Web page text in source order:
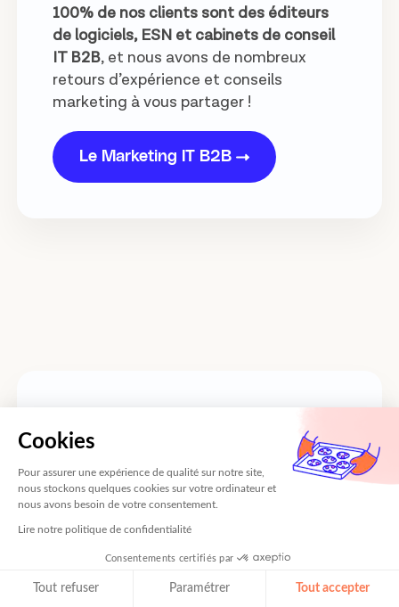
Cookies
Pour assurer une expérience de qualité sur notre site,
nous stockons quelques cookies sur votre ordinateur et
nous avons besoin de votre consentement.
Lire notre politique de confidentialité
Consentements certifiés par
Tout refuser Paramétrer Tout accepter
100% de nos clients sont des éditeurs
de logiciels, ESN et cabinets de conseil
IT B2B, et nous avons de nombreux
retours d’expérience et conseils
marketing à vous partager !
Le Marketing IT B2B
maîtrisons les meilleures pratiques
Notre équipe d’experts en marketing
digitalvous accompagne pour déployer
des campagnes Demand generation et
la différence.